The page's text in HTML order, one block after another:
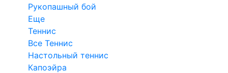
Рукопашный бой
Еще
Теннис
Все Теннис
Настольный теннис
Капоэйра